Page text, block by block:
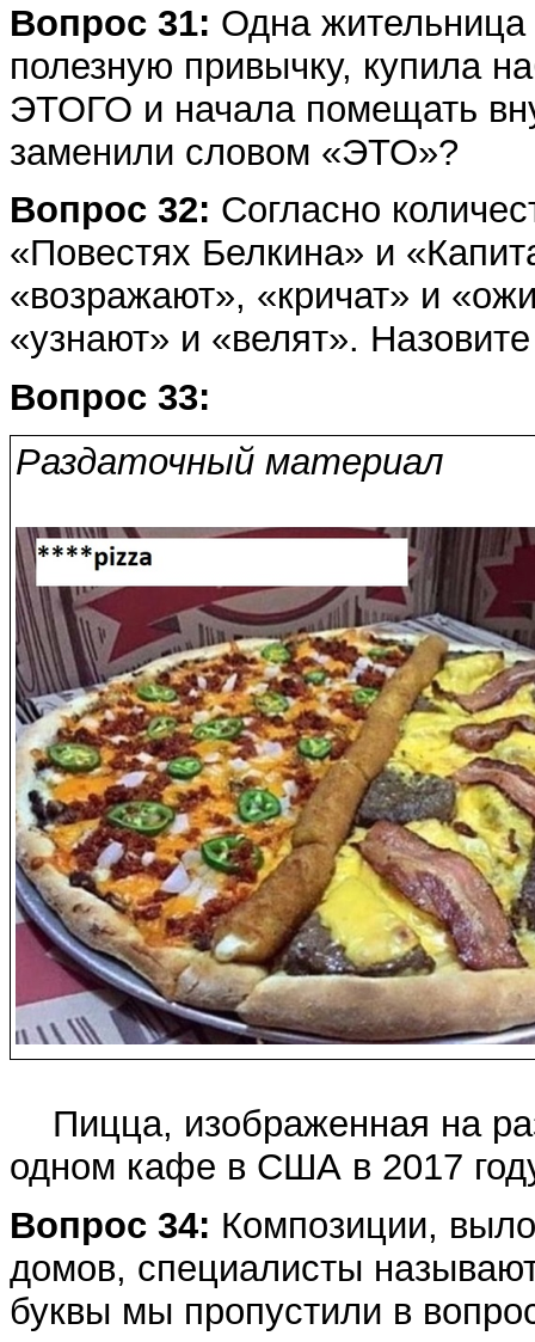
Вопрос 31: Одна
полезную привычку, купила
ЭТОГО и начала помещать
заменили словом «ЭТО»?
Вопрос 32: Согласно
«Повестях Белкина» и
«возражают», «кричат» и
«узнают» и «велят».
Вопрос 33:
Раздаточный материал
Пицца, изображенная на
одном кафе в США в 2017
Вопрос 34: Композиции,
домов, специалисты
буквы мы пропустили в